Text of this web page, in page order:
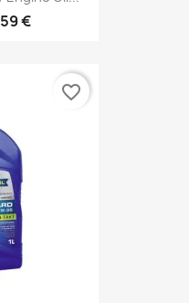
€
favorite_border